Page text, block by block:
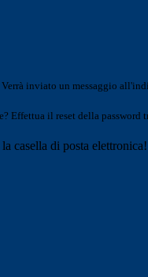
Verrà inviato un messaggio
Effettua il reset della password
casella di posta elettronica!